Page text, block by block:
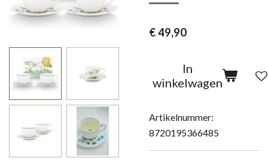
€ 49,90
In
winkelwagen
Artikelnummer:
8720195366485